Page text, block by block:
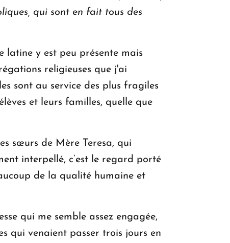
qui sont en fait tous des
latine y est peu présente mais
religieuses que j'ai
sont au service des plus fragiles
et leurs familles, quelle que
sœurs de Mère Teresa, qui
interpellé, c’est le regard porté
de la qualité humaine et
qui me semble assez engagée,
qui venaient passer trois jours en